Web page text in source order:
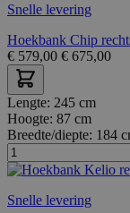
Snelle levering
Hoekbank Chip
€ 579,00 € 675,00
Lengte: 245 cm
Hoogte: 87 cm
Breedte/diepte: 184
Snelle levering